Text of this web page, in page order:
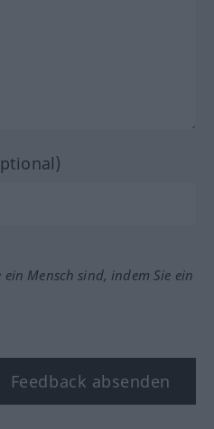
Mensch sind, indem Sie ein
Feedback absenden